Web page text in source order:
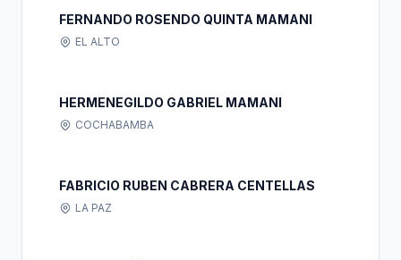
FERNANDO ROSENDO QUINTA MAMANI
EL ALTO
HERMENEGILDO GABRIEL MAMANI
COCHABAMBA
FABRICIO RUBEN CABRERA CENTELLAS
LA PAZ